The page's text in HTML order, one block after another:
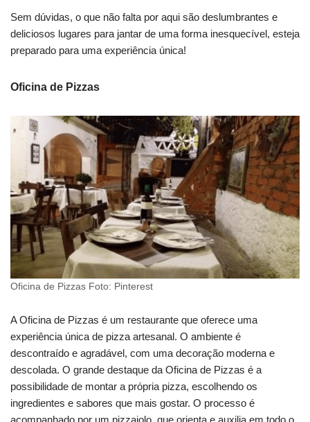
Sem dúvidas, o que não falta por aqui são deslumbrantes e
deliciosos lugares para jantar de uma forma inesquecível, esteja
preparado para uma experiência única!
Oficina de Pizzas
Oficina de Pizzas Foto: Pinterest
A Oficina de Pizzas é um restaurante que oferece uma
experiência única de pizza artesanal. O ambiente é
descontraído e agradável, com uma decoração moderna e
descolada. O grande destaque da Oficina de Pizzas é a
possibilidade de montar a própria pizza, escolhendo os
ingredientes e sabores que mais gostar. O processo é